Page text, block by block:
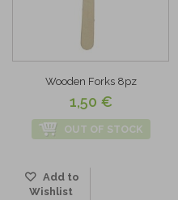
Wooden Forks 8pz
1,50 €
OUT OF STOCK
Add to
Wishlist